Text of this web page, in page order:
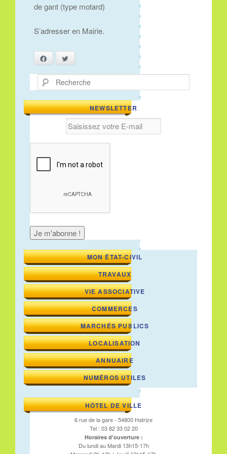
de gant (type motard)
S’adresser en Mairie.
Facebook
Recherche
NEWSLETTER
MON ÉTAT-CIVIL
TRAVAUX
VIE ASSOCIATIVE
COMMERCES
MARCHÉS PUBLICS
LOCALISATION
ANNUAIRE
NUMÉROS UTILES
HÔTEL DE VILLE
6 rue de la gare - 54800 Hatrize
Tel : 03 82 33 02 20
Horaires d'ouverture :
Du lundi au Mardi 13h15-17h